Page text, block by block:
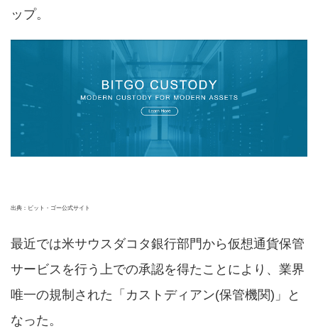
ップ。
出典：ビット・ゴー公式サイト
最近では米サウスダコタ銀行部門から仮想通貨保管
サービスを行う上での承認を得たことにより、業界
唯一の規制された「カストディアン(保管機関)」と
なった。